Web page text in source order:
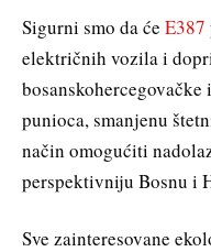
Sigurni smo da će E387
električnih vozila i
punioca, smanjenu
način omogućiti
perspektivniju Bosnu i
Sve zainteresovane